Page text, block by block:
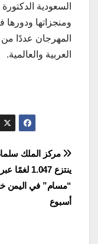
السعودية
ومنجزاتها
المهرجان عددًا
العربية والعالمية.
تصفّح
المقالات
مركز الملك
ينتزع 1.047
“مسام” في اليمن
أسبوع